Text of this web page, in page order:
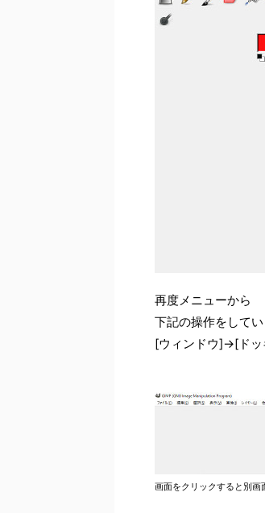
再度メニューから
下記の操作をしてい
[ウィンドウ]→[ド
画面をクリックすると別画